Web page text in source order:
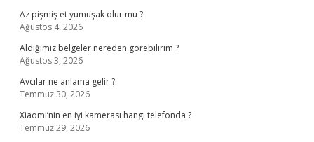
Az pişmiş et yumuşak olur mu ?
Ağustos 4, 2026
Aldığımız belgeler nereden görebilirim ?
Ağustos 3, 2026
Avcılar ne anlama gelir ?
Temmuz 30, 2026
Xiaomi’nin en iyi kamerası hangi telefonda ?
Temmuz 29, 2026